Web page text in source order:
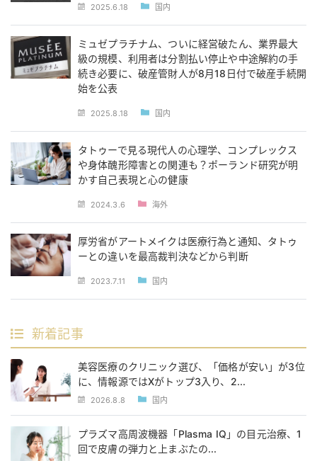
2025.6.18 国内
ミュゼプラチナム、ついに経営破たん、業界最大
級の規模、利用者は分割払い停止や中途解約の手
続き必要に、破産管財人が8月18日付で破産手続開
始を公表
2025.8.18 国内
タトゥーで見る現代人の心理学、コンプレックス
や身体醜形障害との関連も？ポーランド研究が明
かす自己表現と心の健康
2024.3.6 海外
厚労省がアートメイクは医療行為と通知、タトゥ
ーとの違いを最高裁判決などから判断
2023.7.11 国内
新着記事
美容医療のクリニック選び、「価格が安い」が3位
に、情報源ではXがトップ3入り、2...
2026.8.8 国内
プラズマ高周波機器「Plasma IQ」の目元治療、1
回で皮膚の弾力と上まぶたの...